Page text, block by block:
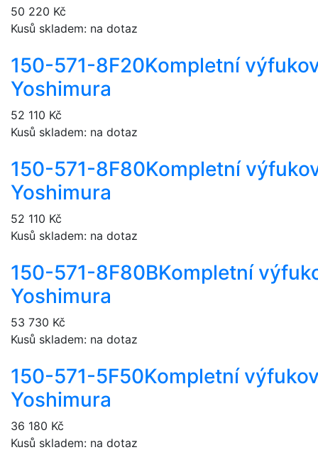
50 220 Kč
Kusů skladem: na dotaz
150-571-8F20Kompletní
Yoshimura
52 110 Kč
Kusů skladem: na dotaz
150-571-8F80Kompletní
Yoshimura
52 110 Kč
Kusů skladem: na dotaz
150-571-8F80BKompletní
Yoshimura
53 730 Kč
Kusů skladem: na dotaz
150-571-5F50Kompletní
Yoshimura
36 180 Kč
Kusů skladem: na dotaz